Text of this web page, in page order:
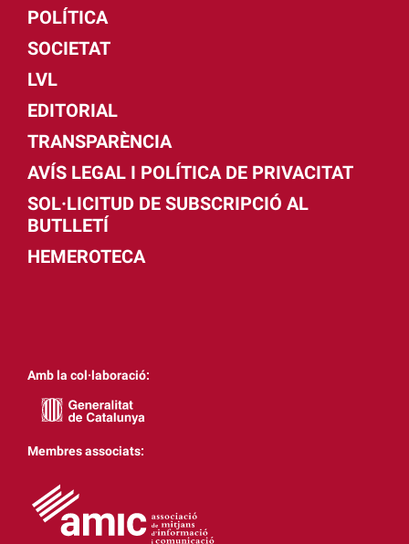
POLÍTICA
SOCIETAT
LVL
EDITORIAL
TRANSPARÈNCIA
AVÍS LEGAL I POLÍTICA DE PRIVACITAT
SOL·LICITUD DE SUBSCRIPCIÓ AL
BUTLLETÍ
HEMEROTECA
Amb la col·laboració:
Membres associats: